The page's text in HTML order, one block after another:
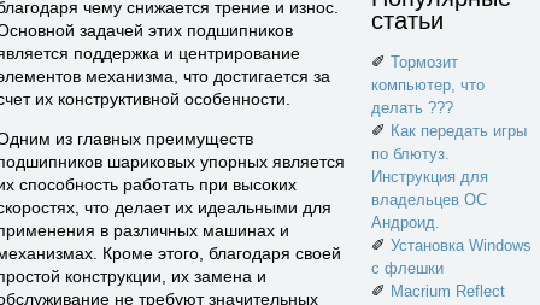
чему снижается трение и износ.
задачей этих подшипников
поддержка и центрирование
механизма, что достигается за
их конструктивной особенности.
из главных преимуществ
шариковых упорных является
способность работать при высоких
что делает их идеальными для
в различных машинах и
Кроме этого, благодаря своей
конструкции, их замена и
не требуют значительных
статьи
✐ Тормозит
компьютер, что
делать ???
✐ Как передать игры
по блютуз.
Инструкция для
владельцев ОС
Андроид.
✐ Установка Windows
с флешки
✐ Macrium Reflect